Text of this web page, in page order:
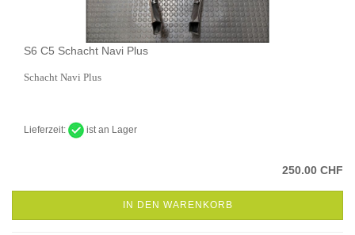
S6 C5 Schacht Navi Plus
Schacht Navi Plus
Lieferzeit: ist an Lager
250.00 CHF
IN DEN WARENKORB